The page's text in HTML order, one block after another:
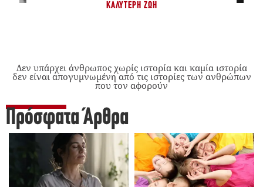
ΚΑΛΎΤΕΡΗ ΖΩΉ
Δεν υπάρχει άνθρωπος χωρίς ιστορία και καμία ιστορία
δεν είναι απογυμνωμένη από τις ιστορίες των ανθρώπων
που τον αφορούν
Πρόσφατα Άρθρα